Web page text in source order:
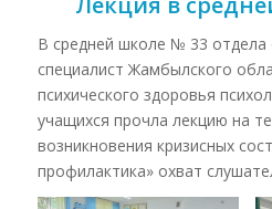
В средней школе № 33 отдела
специалист Жамбылского
психического здоровья
учащихся прочла лекцию на
возникновения кризисных
профилактика» охват